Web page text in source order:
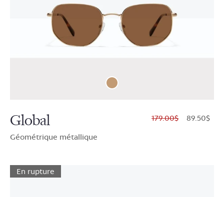
Global
Géométrique métallique
$179.00 $89.50
En rupture